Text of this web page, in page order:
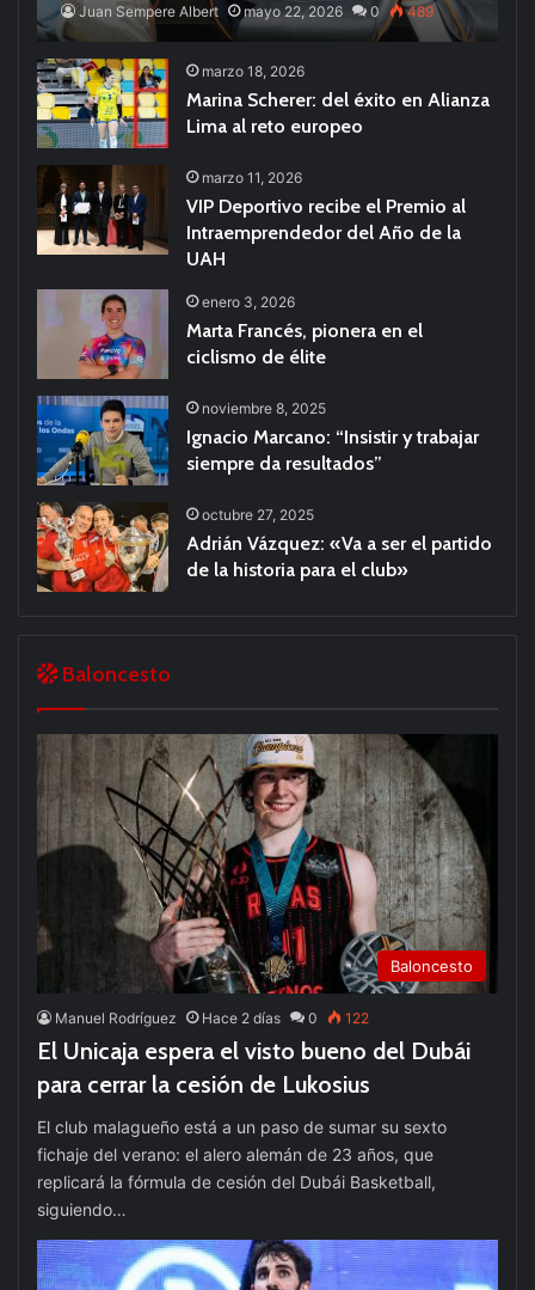
Juan Sempere Albert mayo 22, 2026 0 489
marzo 18, 2026
Marina Scherer: del éxito en Alianza
Lima al reto europeo
marzo 11, 2026
VIP Deportivo recibe el Premio al
Intraemprendedor del Año de la
UAH
enero 3, 2026
Marta Francés, pionera en el
ciclismo de élite
noviembre 8, 2025
Ignacio Marcano: “Insistir y trabajar
siempre da resultados”
octubre 27, 2025
Adrián Vázquez: «Va a ser el partido
de la historia para el club»
Baloncesto
Baloncesto
Manuel Rodríguez Hace 2 días 0 122
El Unicaja espera el visto bueno del Dubái
para cerrar la cesión de Lukosius
El club malagueño está a un paso de sumar su sexto
fichaje del verano: el alero alemán de 23 años, que
replicará la fórmula de cesión del Dubái Basketball,
siguiendo…